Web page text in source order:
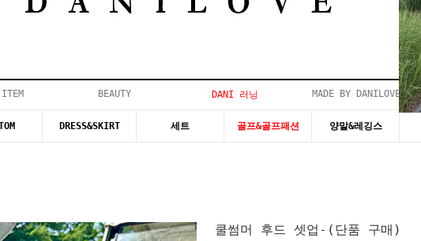
BEAUTY DANI 러닝 MADE BY DANILOVE
DRESS&SKIRT 세트 골프&골프패션 양말&레깅스
쿨썸머 후드 셋업-(단품 구매)